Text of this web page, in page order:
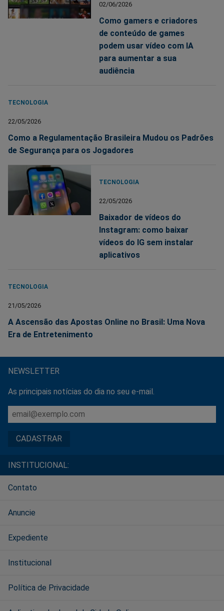
02/06/2026
Como gamers e criadores
de conteúdo de games
podem usar vídeo com IA
para aumentar a sua
audiência
TECNOLOGIA
22/05/2026
Como a Regulamentação Brasileira Mudou os Padrões
de Segurança para os Jogadores
TECNOLOGIA
22/05/2026
Baixador de vídeos do
Instagram: como baixar
vídeos do IG sem instalar
aplicativos
TECNOLOGIA
21/05/2026
A Ascensão das Apostas Online no Brasil: Uma Nova
Era de Entretenimento
NEWSLETTER
As principais notícias do dia no seu e-mail.
INSTITUCIONAL:
Contato
Anuncie
Expediente
Institucional
Política de Privacidade